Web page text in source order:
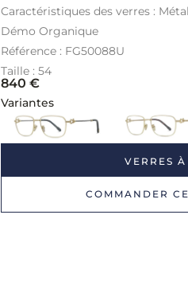
Caractéristiques des verres :
Démo Organique
Référence : FG50088U
Taille : 54
840 €
Variantes
VERRES
COMMANDER